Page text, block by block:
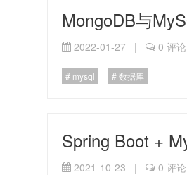
MongoDB与
2022-01-27 | 0 评论
mysql 数据库
Spring Boot +
2021-10-23 | 0 评论